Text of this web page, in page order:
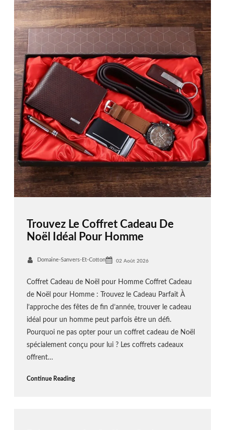
Trouvez Le Coffret Cadeau De
Noël Idéal Pour Homme
Domaine-Sanvers-Et-Cotton 02 Août 2026
Coffret Cadeau de Noël pour Homme Coffret Cadeau
de Noël pour Homme : Trouvez le Cadeau Parfait À
l’approche des fêtes de fin d’année, trouver le cadeau
idéal pour un homme peut parfois être un défi.
Pourquoi ne pas opter pour un coffret cadeau de Noël
spécialement conçu pour lui ? Les coffrets cadeaux
offrent…
Continue Reading